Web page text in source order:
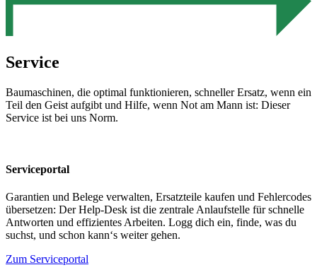
Service
Baumaschinen, die optimal funktionieren, schneller Ersatz, wenn ein
Teil den Geist aufgibt und Hilfe, wenn Not am Mann ist: Dieser
Service ist bei uns Norm.
Serviceportal
Garantien und Belege verwalten, Ersatzteile kaufen und Fehlercodes
übersetzen: Der Help-Desk ist die zentrale Anlaufstelle für schnelle
Antworten und effizientes Arbeiten. Logg dich ein, finde, was du
suchst, und schon kann‘s weiter gehen.
Zum Serviceportal